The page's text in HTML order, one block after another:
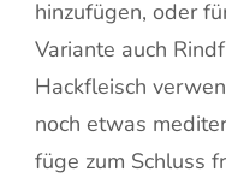
hinzufügen, oder
Variante auch
Hackfleisch
noch etwas
füge zum Schluss